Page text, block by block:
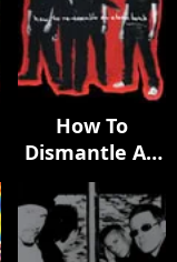
How To
Dismantle An
Atomic Bomb
(Re-Assemble
Edition)